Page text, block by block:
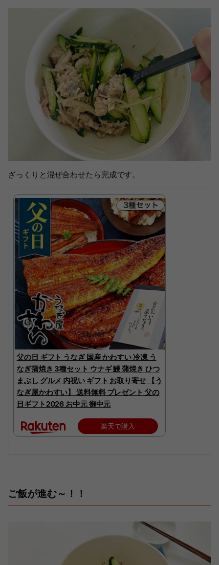
ざっくりと混ぜ合わせたら完成です。
父の日 ギフト うなぎ 国産 かわすい 冷凍 う
なぎ蒲焼き 3種セット ウナギ 鰻 蒲焼き ひつ
まぶし グルメ 内祝い ギフト お取り寄せ 【う
なぎ屋かわすい】 送料無料 プレゼント 父の
日ギフト2026 お中元 御中元
楽天で購入
ご飯が進む～！！